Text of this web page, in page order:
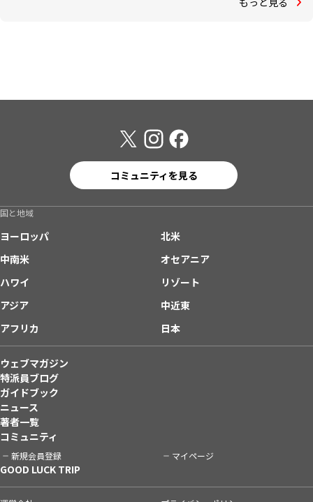
コミュニティを見る
国と地域
ヨーロッパ
北米
中南米
オセアニア
ハワイ
リゾート
アジア
中近東
アフリカ
日本
ウェブマガジン
特派員ブログ
ガイドブック
ニュース
著者一覧
コミュニティ
新規会員登録 マイページ
GOOD LUCK TRIP